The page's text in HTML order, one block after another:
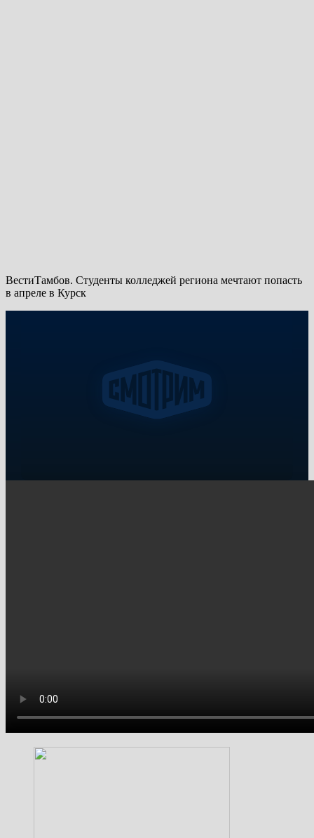
ВестиТамбов. Студенты колледжей региона мечтают попасть
в апреле в Курск